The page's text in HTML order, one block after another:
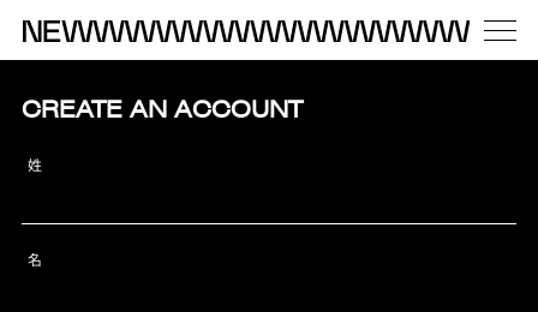
CREATE AN ACCOUNT
姓
名